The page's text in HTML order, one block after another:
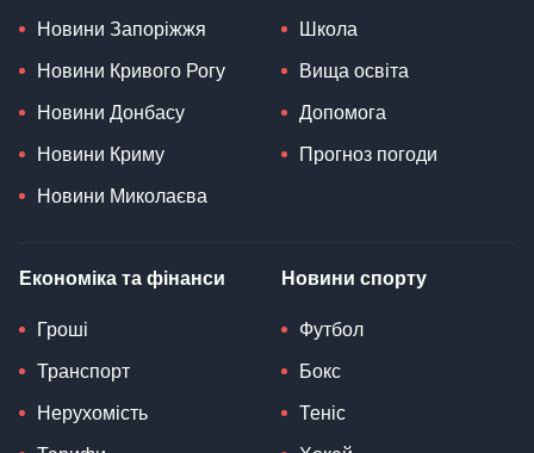
Новини Запоріжжя
Новини Кривого Рогу
Новини Донбасу
Новини Криму
Новини Миколаєва
Школа
Вища освіта
Допомога
Прогноз погоди
Економіка та фінанси
Гроші
Транспорт
Нерухомість
Новини спорту
Футбол
Бокс
Теніс